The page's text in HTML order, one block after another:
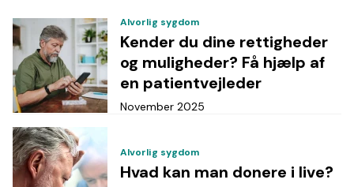
Alvorlig sygdom
Kender du dine rettigheder
og muligheder? Få hjælp af
en patientvejleder
November 2025
Alvorlig sygdom
Hvad kan man donere i live?